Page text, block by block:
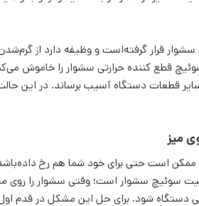
قرار گرفته‌است و وظیفه دارد از
قطع کننده حرارتی سشوار را خاموش
قطعات دستگاه آسیب برساند. در این
میز
است حتی برای خود شما هم رخ
سوئیچ سشوار است؛ وقتی سشوار را روی
شود. برای حل این مشکل در قدم اول